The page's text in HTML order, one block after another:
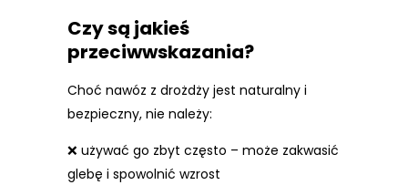
Czy są jakieś
przeciwwskazania?
Choć nawóz z drożdży jest naturalny i
bezpieczny, nie należy:
❌ używać go zbyt często – może zakwasić
glebę i spowolnić wzrost